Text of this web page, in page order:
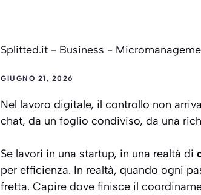
Splitted.it - Business -
GIUGNO 21, 2026
Nel lavoro digitale, il controllo non
chat, da un foglio condiviso, da una
Se lavori in una startup, in una realtà di
per efficienza. In realtà, quando ogni
fretta. Capire dove finisce il